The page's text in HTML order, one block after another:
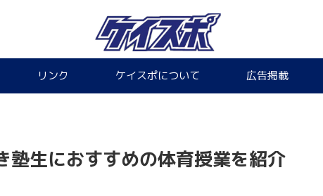
リンク ケイスポについて 広告掲載
塾生におすすめの体育授業を紹介